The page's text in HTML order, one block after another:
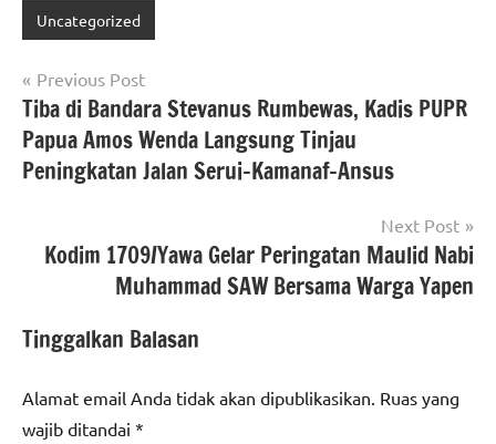
Uncategorized
Navigasi
pos
Previous Post
Tiba di Bandara Stevanus Rumbewas, Kadis PUPR
Papua Amos Wenda Langsung Tinjau
Peningkatan Jalan Serui-Kamanaf-Ansus
Next Post
Kodim 1709/Yawa Gelar Peringatan Maulid Nabi
Muhammad SAW Bersama Warga Yapen
Tinggalkan Balasan
Alamat email Anda tidak akan dipublikasikan. Ruas yang
wajib ditandai *